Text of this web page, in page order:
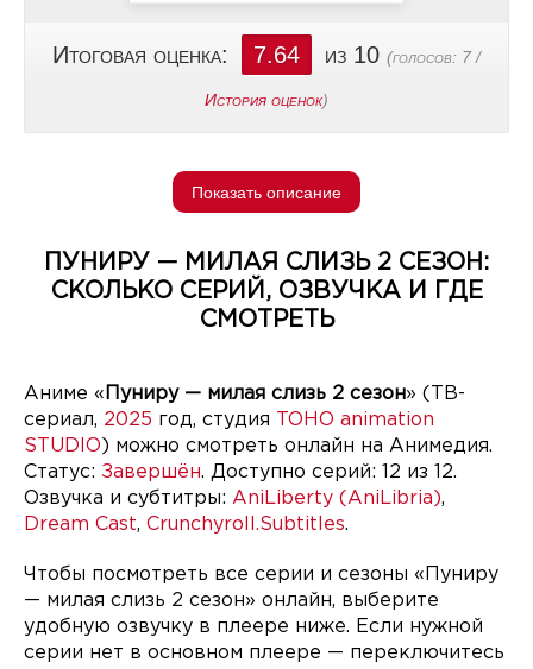
Итоговая оценка: 7.64 из 10 (голосов: 7 /
История оценок)
Показать описание
ПУНИРУ — МИЛАЯ СЛИЗЬ 2 СЕЗОН:
СКОЛЬКО СЕРИЙ, ОЗВУЧКА И ГДЕ
СМОТРЕТЬ
Аниме « Пуниру — милая слизь 2 сезон» (ТВ-
сериал, 2025 год, студия
TOHO animation
STUDIO ) можно смотреть онлайн на Анимедия.
Статус: Завершён. Доступно серий: 12 из 12.
Озвучка и субтитры: AniLiberty (AniLibria),
Dream Cast, Crunchyroll.Subtitles.
Чтобы посмотреть все серии и сезоны «Пуниру
— милая слизь 2 сезон» онлайн, выберите
удобную озвучку в плеере ниже. Если нужной
серии нет в основном плеере — переключитесь